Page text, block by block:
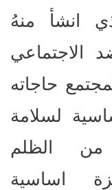
انشأ منهُ
الاجتماعي
حاجاته
لسلامة
من الظلم
اساسية